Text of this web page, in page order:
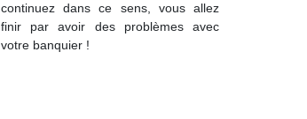
continuez dans ce sens, vous allez
finir par avoir des problèmes avec
votre banquier !